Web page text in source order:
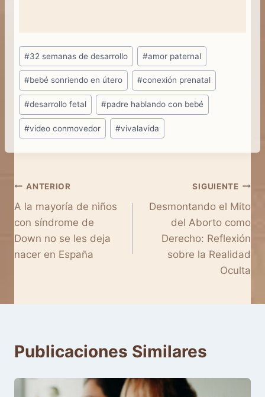
Etiquetas
de
la
entrada:
#32 semanas de desarrollo #amor paternal
#bebé sonriendo en útero #conexión prenatal
#desarrollo fetal #padre hablando con bebé
#video conmovedor #vivalavida
Navegación
de
entradas
ANTERIOR
A la mayoría de niños
con síndrome de
Down no se les deja
nacer en España
SIGUIENTE
Desmontando el Mito
del Aborto como
Derecho: Reflexión
sobre la Realidad
Oculta
Publicaciones Similares